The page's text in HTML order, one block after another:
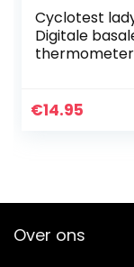
Cyclotest
Digitale
thermometer
€14.95
Over ons